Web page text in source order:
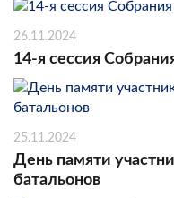
26.11.2024
14-я сессия
25.11.2024
День памяти
батальонов